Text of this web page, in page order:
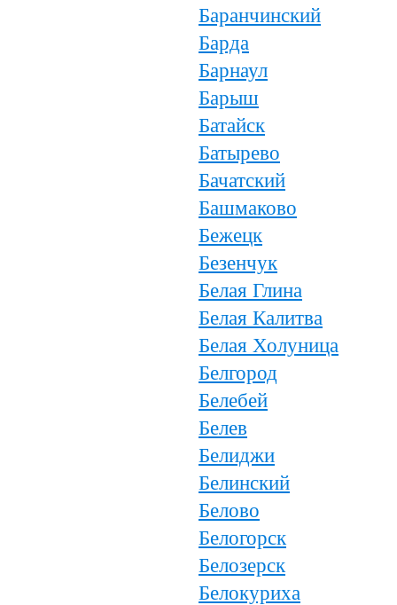
Баранчинский
Барда
Барнаул
Барыш
Батайск
Батырево
Бачатский
Башмаково
Бежецк
Безенчук
Белая Глина
Белая Калитва
Белая Холуница
Белгород
Белебей
Белев
Белиджи
Белинский
Белово
Белогорск
Белозерск
Белокуриха